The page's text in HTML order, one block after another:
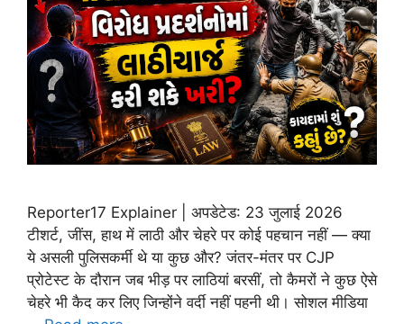
Reporter17 Explainer | अपडेटेड: 23 जुलाई 2026
टीशर्ट, जींस, हाथ में लाठी और चेहरे पर कोई पहचान नहीं — क्या
ये असली पुलिसकर्मी थे या कुछ और? जंतर-मंतर पर CJP
प्रोटेस्ट के दौरान जब भीड़ पर लाठियां बरसीं, तो कैमरों ने कुछ ऐसे
चेहरे भी कैद कर लिए जिन्होंने वर्दी नहीं पहनी थी। सोशल मीडिया